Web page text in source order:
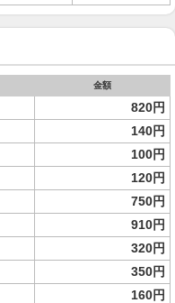
金額
820円
140円
100円
120円
750円
910円
320円
350円
160円